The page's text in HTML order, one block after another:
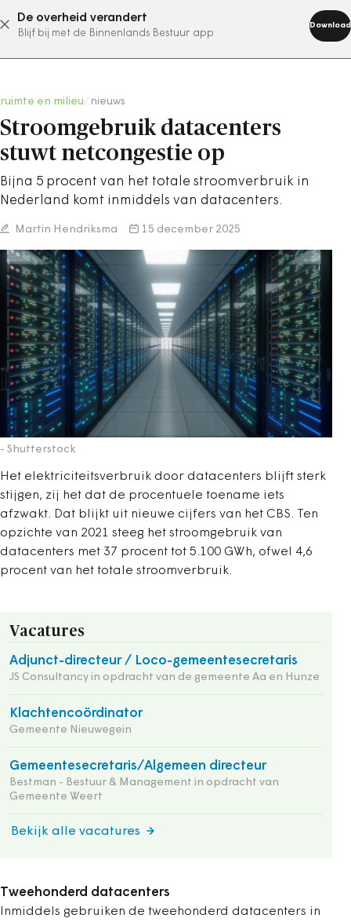
De overheid verandert
Blijf bij met de Binnenlands Bestuur app
Download
abonneer nu
ruimte en milieu nieuws
Stroomgebruik datacenters
stuwt netcongestie op
Bijna 5 procent van het totale stroomverbruik in
Nederland komt inmiddels van datacenters.
Martin Hendriksma 15 december 2025
- Shutterstock
Het elektriciteitsverbruik door datacenters blijft sterk
stijgen, zij het dat de procentuele toename iets
afzwakt. Dat blijkt uit nieuwe cijfers van het CBS. Ten
opzichte van 2021 steeg het stroomgebruik van
datacenters met 37 procent tot 5.100 GWh, ofwel 4,6
procent van het totale stroomverbruik.
Vacatures
Adjunct-directeur / Loco-gemeentesecretaris
JS Consultancy in opdracht van de gemeente Aa en Hunze
Klachtencoördinator
Gemeente Nieuwegein
Gemeentesecretaris/Algemeen directeur
Bestman - Bestuur & Management in opdracht van
Gemeente Weert
Bekijk alle vacatures
Tweehonderd datacenters
Inmiddels gebruiken de tweehonderd datacenters in